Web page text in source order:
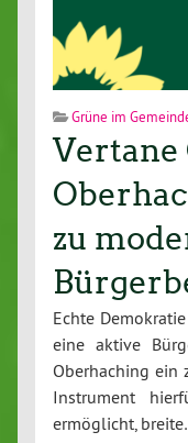
Grüne im
Vertane
zu
Echte
eine aktive
Oberhaching ein
Instrument
ermöglicht,